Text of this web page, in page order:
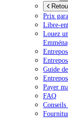
Prix
Libre-
Louez
Guide
Payer
FAQ